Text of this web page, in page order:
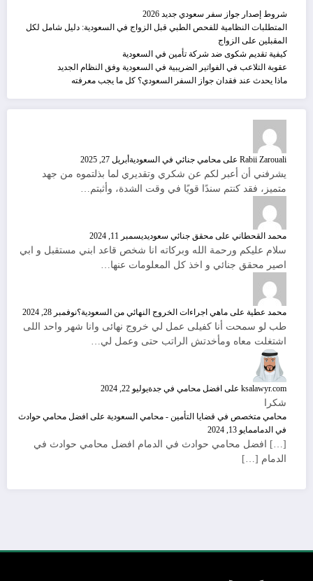
شروط إصدار جواز سفر سعودي جديد 2026
المتطلبات النظامية للفحص الطبي قبل الزواج في السعودية: دليل شامل لكل
المقبلين على الزواج
كيفية تقديم شكوى ضد شركة تأمين في السعودية
عقوبة التلاعب في الفواتير الضريبية في السعودية وفق النظام الجديد
ماذا يحدث عند فقدان جواز السفر السعودي؟ كل ما يجب معرفته
Rabii Zarouali علىمحامي جنائي في السعودية أبريل 27, 2025
يشرفني أن أعبر لكم عن شكري وتقديري لما بذلتموه من جهد
متميز، فقد كنتم سندًا قويًا في وقت الشدة، وأثبتم…
محمد القحطاني علىمحقق جنائي سعوديديسمبر 11, 2024
سلام عليكم ورحمة الله وبركاته انا شخص قاعد ابني مستقبل و ابي
اصير محقق جنائي و اخذ كل المعلومات عنها…
محمد عطية علىماهي اجراءات الخروج النهائي من السعودية؟نوفمبر 28, 2024
طب لو سمحت أنا كفيلى عمل لي خروج نهائى وانا شهر واحد اللى
اشتغلت معاه ومأخدتش الراتب حتى وعمل لي…
ksalawyr.com على افضل محامي في جدةيوليو 22, 2024
شكرا
محامي متخصص في قضايا التأمين - محامي السعودية على افضل محامي حوادث
في الدماممايو 13, 2024
[…] افضل محامي حوادث في الدمام افضل محامي حوادث في
الدمام […]